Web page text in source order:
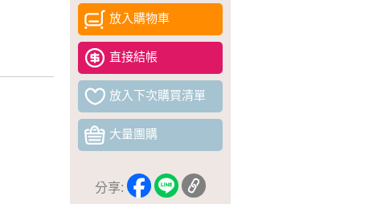
放入購物車
直接結帳
放入下次購買清單
大量團購
分享: